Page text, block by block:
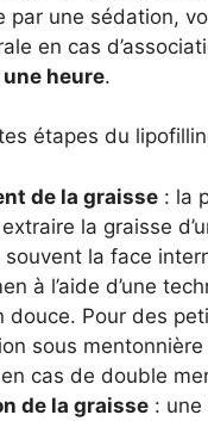
par une sédation,
en cas
une heure.
étapes du
de la graisse : la
la graisse
souvent la face
à l’aide d’une
douce. Pour des
sous
cas de double
de la graisse : une